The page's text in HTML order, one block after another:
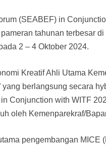
(SEABEF) in
tahunan terbesar
2 – 4 Oktober 2024.
Kreatif Ahli Utama
yang berlangsung secara
Conjunction with WITF
oleh Kemenparekraf/
pengembangan MICE